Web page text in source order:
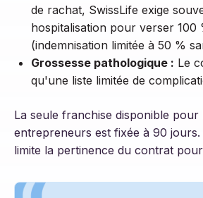
de rachat, SwissLife exige
hospitalisation pour verser 100
(indemnisation limitée à 50 %
Grossesse pathologique : Le
qu'une liste limitée de
La seule franchise disponible pour
entrepreneurs est fixée à 90
limite la pertinence du contrat